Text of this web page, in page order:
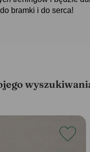
bramki i do serca!